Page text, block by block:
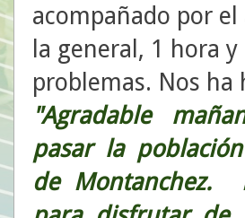
acompañado por
la general, 1 hora
problemas. Nos ha
"Agradable
pasar la
de Montanchez.